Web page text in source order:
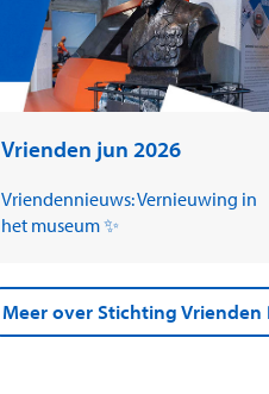
Vrienden jun 2026
Vriendennieuws: Vernieuwing in
het museum ✨
Meer over Stichting Vrienden